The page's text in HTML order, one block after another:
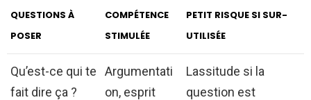
QUESTIONS À
POSER
COMPÉTENCE
STIMULÉE
PETIT RISQUE SI SUR-
UTILISÉE
Qu’est-ce qui te
fait dire ça ?
Argumentati
on, esprit
Lassitude si la
question est